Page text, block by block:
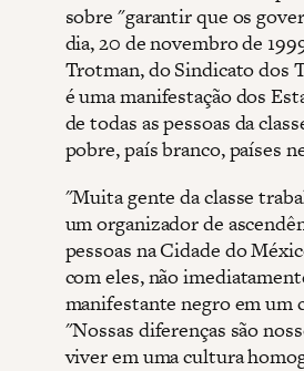
sobre "garantir que os
dia, 20 de novembro de
Trotman, do Sindicato dos
é uma manifestação dos
de todas as pessoas da
pobre, país branco, países
"Muita gente da classe
um organizador de
pessoas na Cidade do
com eles, não
manifestante negro em um
"Nossas diferenças são
viver em uma cultura